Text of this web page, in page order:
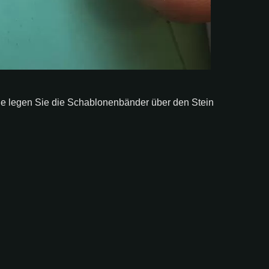
legen Sie die Schablonenbänder über den Stein